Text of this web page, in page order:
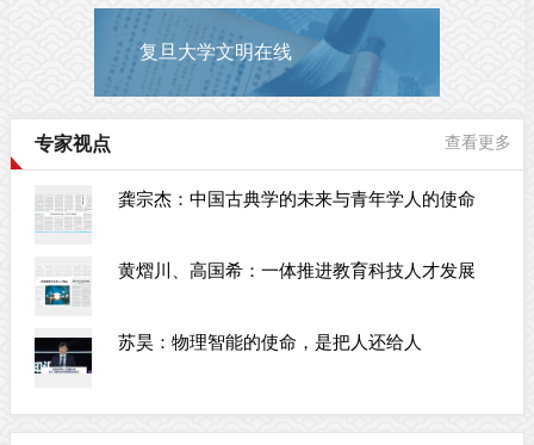
复旦大学文明在线
专家视点 查看更多
龚宗杰：中国古典学的未来与青年学人的使命
黄熠川、高国希：一体推进教育科技人才发展
苏昊：物理智能的使命，是把人还给人